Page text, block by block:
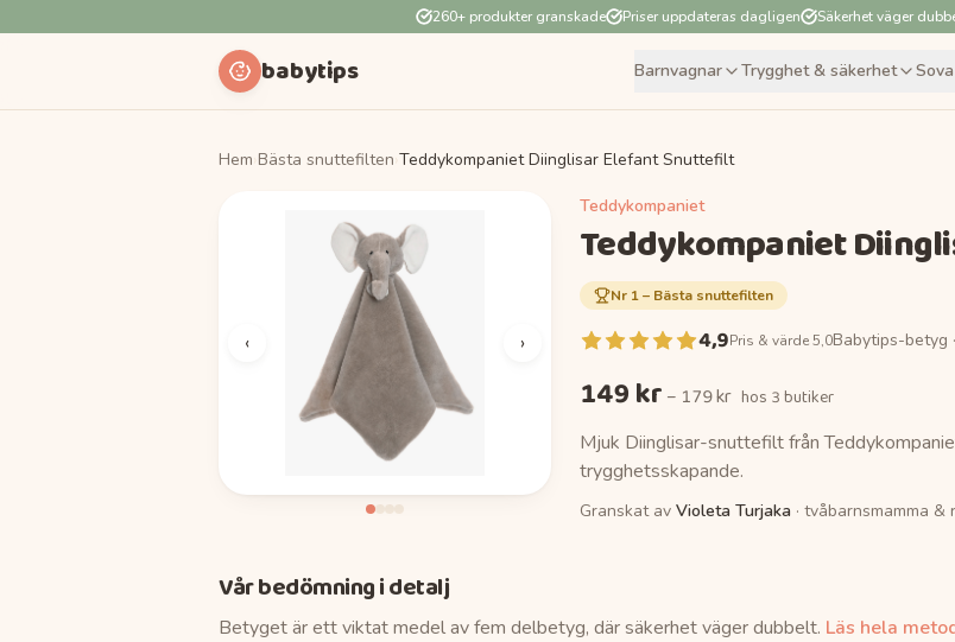
260+ produkter granskade Priser uppdateras dagligen Säkerhet väger
babytips Barnvagnar Trygghet & säkerhet
Hem Bästa snuttefilten Teddykompaniet Diinglisar Elefant Snuttefilt
‹ ›
Teddykompaniet
Teddykompaniet
Nr 1– Bästa snuttefilten
4,9Pris & värde 5,0Babytips-betyg ·
149 kr – 179 kr hos 3 butiker
Mjuk Diinglisar-snuttefilt från
trygghetsskapande.
Granskat av Violeta Turjaka · tvåbarnsmamma &
Vår bedömning i detalj
Betyget är ett viktat medel av fem delbetyg, där säkerhet väger dubbelt. Läs hela